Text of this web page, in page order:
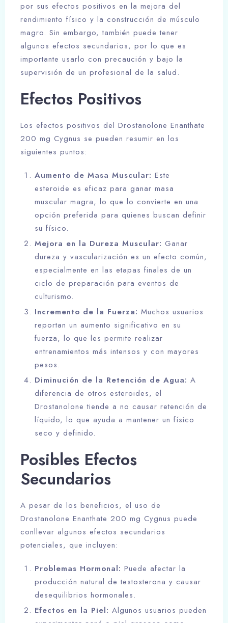
por sus efectos positivos en la mejora del
rendimiento físico y la construcción de músculo
magro. Sin embargo, también puede tener
algunos efectos secundarios, por lo que es
importante usarlo con precaución y bajo la
supervisión de un profesional de la salud.
Efectos Positivos
Los efectos positivos del Drostanolone Enanthate
200 mg Cygnus se pueden resumir en los
siguientes puntos:
Aumento de Masa Muscular: Este
esteroide es eficaz para ganar masa
muscular magra, lo que lo convierte en una
opción preferida para quienes buscan definir
su físico.
Mejora en la Dureza Muscular: Ganar
dureza y vascularización es un efecto común,
especialmente en las etapas finales de un
ciclo de preparación para eventos de
culturismo.
Incremento de la Fuerza: Muchos usuarios
reportan un aumento significativo en su
fuerza, lo que les permite realizar
entrenamientos más intensos y con mayores
pesos.
Diminución de la Retención de Agua: A
diferencia de otros esteroides, el
Drostanolone tiende a no causar retención de
líquido, lo que ayuda a mantener un físico
seco y definido.
Posibles Efectos
Secundarios
A pesar de los beneficios, el uso de
Drostanolone Enanthate 200 mg Cygnus puede
conllevar algunos efectos secundarios
potenciales, que incluyen:
Problemas Hormonal: Puede afectar la
producción natural de testosterona y causar
desequilibrios hormonales.
Efectos en la Piel: Algunos usuarios pueden